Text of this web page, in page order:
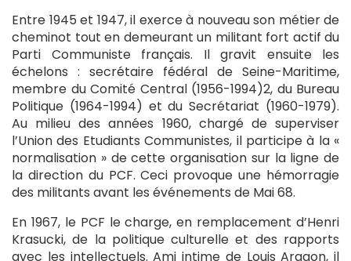
Entre 1945 et 1947, il exerce à nouveau son métier de
cheminot tout en demeurant un militant fort actif du
Parti Communiste français. Il gravit ensuite les
échelons : secrétaire fédéral de Seine-Maritime,
membre du Comité Central (1956-1994)2, du Bureau
Politique (1964-1994) et du Secrétariat (1960-1979).
Au milieu des années 1960, chargé de superviser
l’Union des Etudiants Communistes, il participe à la «
normalisation » de cette organisation sur la ligne de
la direction du PCF. Ceci provoque une hémorragie
des militants avant les événements de Mai 68.
En 1967, le PCF le charge, en remplacement d’Henri
Krasucki, de la politique culturelle et des rapports
avec les intellectuels. Ami intime de Louis Aragon, il